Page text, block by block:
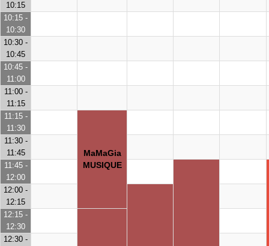
10:15
10:15 -
10:30
10:30 -
10:45
10:45 -
11:00
11:00 -
11:15
11:15 -
11:30
MaMaGia
MUSIQUE
11:30 -
11:45
11:45 -
12:00
12:00 -
12:15
12:15 -
12:30
12:30 -